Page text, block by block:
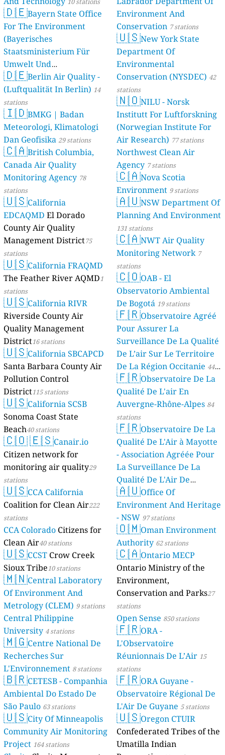
🇩🇪Bayern State Office
For The Environment
(Bayerisches
Staatsministerium Für
Umwelt Und
Verbraucherschutz) - LfU
46 stations
🇩🇪Berlin Air Quality -
(Luftqualität In Berlin) 14
stations
🇮🇩BMKG | Badan
Meteorologi, Klimatologi
Dan Geofisika 29 stations
🇨🇦British Columbia,
Canada Air Quality
Monitoring Agency 78
stations
🇺🇸California
EDCAQMD El Dorado
County Air Quality
Management District75
stations
🇺🇸California FRAQMD
The Feather River AQMD1
stations
🇺🇸California RIVR
Riverside County Air
Quality Management
District16 stations
🇺🇸California SBCAPCD
Santa Barbara County Air
Pollution Control
District115 stations
🇺🇸California SCSB
Sonoma Coast State
Beach40 stations
🇨🇴🇪🇸Canair.io
Citizen network for
monitoring air quality29
stations
🇺🇸CCA California
Coalition for Clean Air222
stations
CCA Colorado Citizens for
Clean Air40 stations
🇺🇸CCST Crow Creek
Sioux Tribe10 stations
🇲🇳Central Laboratory
Of Environment And
Metrology (CLEM) 9 stations
Central Philippine
University 4 stations
🇲🇬Centre National De
Recherches Sur
L'Environnement 8 stations
🇧🇷CETESB - Companhia
Ambiental Do Estado De
São Paulo 63 stations
🇺🇸City Of Minneapolis
Community Air Monitoring
Project 164 stations
Environment And
Conservation 7 stations
🇺🇸New York State
Department Of
Environmental
Conservation (NYSDEC) 42
stations
🇳🇴NILU - Norsk
Institutt For Luftforskning
(Norwegian Institute For
Air Research) 77 stations
Northwest Clean Air
Agency 7 stations
🇨🇦Nova Scotia
Environment 9 stations
🇦🇺NSW Department Of
Planning And Environment
131 stations
🇨🇦NWT Air Quality
Monitoring Network 7
stations
🇨🇴OAB - El
Observatorio Ambiental
De Bogotá 19 stations
🇫🇷Observatoire Agréé
Pour Assurer La
Surveillance De La Qualité
De L’air Sur Le Territoire
De La Région Occitanie 44
stations
🇫🇷Observatoire De La
Qualité De L'air En
Auvergne-Rhône-Alpes 84
stations
🇫🇷Observatoire De La
Qualité De L'Air à Mayotte
- Association Agréée Pour
La Surveillance De La
Qualité De L'Air De
Mayotte 4 stations
🇦🇺Office Of
Environment And Heritage
- NSW 97 stations
🇴🇲Oman Environment
Authority 62 stations
🇨🇦Ontario MECP
Ontario Ministry of the
Environment,
Conservation and Parks27
stations
Open Sense 850 stations
🇫🇷ORA -
L'Observatoire
Réunionnais De L’Air 15
stations
🇫🇷ORA Guyane -
Observatoire Régional De
L'Air De Guyane 5 stations
🇺🇸Oregon CTUIR
Confederated Tribes of the
Umatilla Indian